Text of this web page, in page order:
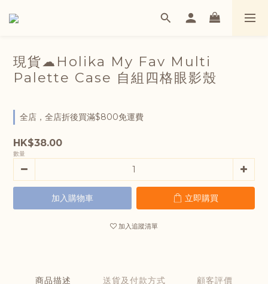
現貨☁Holika My Fav Multi
Palette Case 自組四格眼影殼
全店，全店折後買滿$800免運費
HK$38.00
數量
加入購物車 立即購買
加入追蹤清單
商品描述 送貨及付款方式 顧客評價